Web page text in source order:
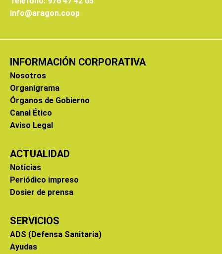
info@aragon.coop
INFORMACIÓN CORPORATIVA
Nosotros
Organigrama
Órganos de Gobierno
Canal Ético
Aviso Legal
ACTUALIDAD
Noticias
Periódico impreso
Dosier de prensa
SERVICIOS
ADS (Defensa Sanitaria)
Ayudas